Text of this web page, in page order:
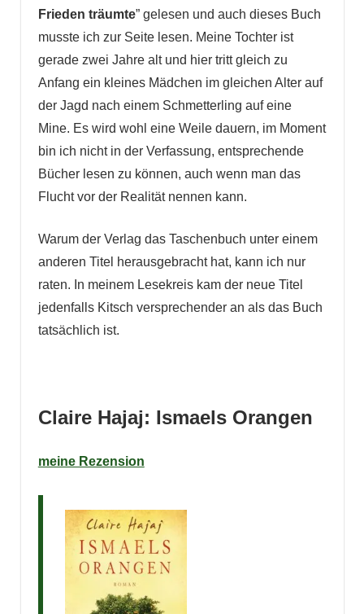
Frieden träumte” gelesen und auch dieses Buch
musste ich zur Seite lesen. Meine Tochter ist
gerade zwei Jahre alt und hier tritt gleich zu
Anfang ein kleines Mädchen im gleichen Alter auf
der Jagd nach einem Schmetterling auf eine
Mine. Es wird wohl eine Weile dauern, im Moment
bin ich nicht in der Verfassung, entsprechende
Bücher lesen zu können, auch wenn man das
Flucht vor der Realität nennen kann.
Warum der Verlag das Taschenbuch unter einem
anderen Titel herausgebracht hat, kann ich nur
raten. In meinem Lesekreis kam der neue Titel
jedenfalls Kitsch versprechender an als das Buch
tatsächlich ist.
Claire Hajaj: Ismaels Orangen
meine Rezension